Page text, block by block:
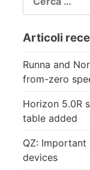
PER:
Articoli
Runna and
from-zero
Horizon 5.0R
table added
QZ:
devices